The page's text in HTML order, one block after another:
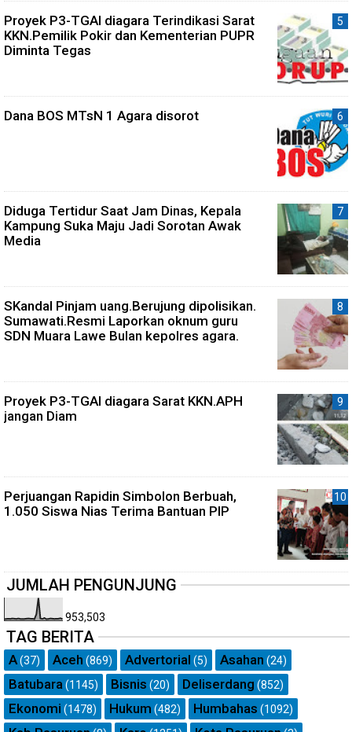
Proyek P3-TGAI diagara Terindikasi Sarat
KKN.Pemilik Pokir dan Kementerian PUPR
Diminta Tegas
Dana BOS MTsN 1 Agara disorot
Diduga Tertidur Saat Jam Dinas, Kepala
Kampung Suka Maju Jadi Sorotan Awak
Media
SKandal Pinjam uang.Berujung dipolisikan.
Sumawati.Resmi Laporkan oknum guru
SDN Muara Lawe Bulan kepolres agara.
Proyek P3-TGAI diagara Sarat KKN.APH
jangan Diam
Perjuangan Rapidin Simbolon Berbuah,
1.050 Siswa Nias Terima Bantuan PIP
JUMLAH PENGUNJUNG
953,503
TAG BERITA
A(37) Aceh (869) Advertorial (5) Asahan (24)
Batubara(1145) Bisnis (20) Deliserdang (852)
Ekonomi (1478) Hukum (482) Humbahas (1092)